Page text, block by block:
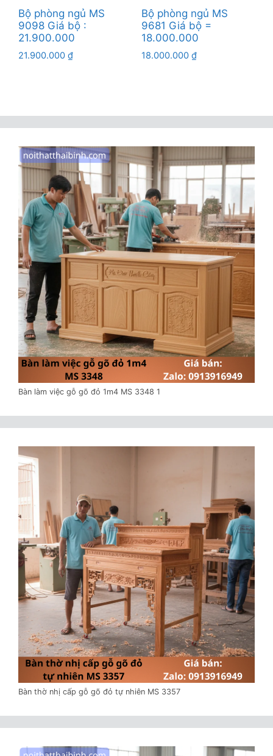
Bộ phòng ngủ MS
9098 Giá bộ :
21.900.000
21.900.000 ₫
Bộ phòng ngủ MS
9681 Giá bộ =
18.000.000
18.000.000 ₫
Bàn làm việc gỗ gõ đỏ 1m4 MS 3348 1
Bàn thờ nhị cấp gỗ gõ đỏ tự nhiên MS 3357